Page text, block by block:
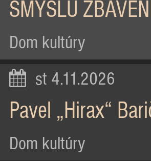
SMYSLŮ ZBAVENÍ
Dom kultúry
st 4.11.2026
Pavel „Hirax“
Dom kultúry